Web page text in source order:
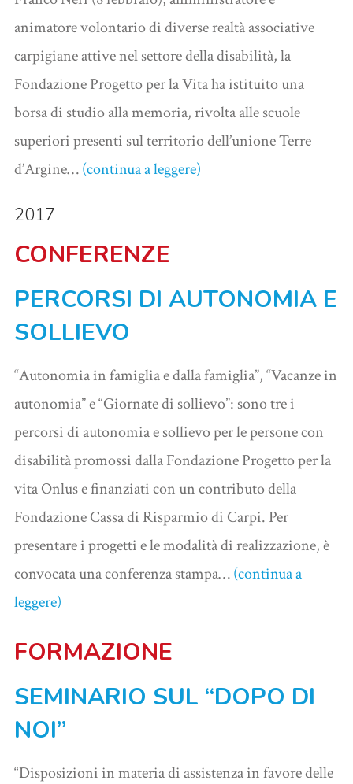
animatore volontario di diverse realtà associative
carpigiane attive nel settore della disabilità, la
Fondazione Progetto per la Vita ha istituito una
borsa di studio alla memoria, rivolta alle scuole
superiori presenti sul territorio dell’unione Terre
d’Argine…(continua a leggere)
2017
CONFERENZE
PERCORSI DI AUTONOMIA E
SOLLIEVO
“Autonomia in famiglia e dalla famiglia”, “Vacanze in
autonomia” e “Giornate di sollievo”: sono tre i
percorsi di autonomia e sollievo per le persone con
disabilità promossi dalla Fondazione Progetto per la
vita Onlus e finanziati con un contributo della
Fondazione Cassa di Risparmio di Carpi. Per
presentare i progetti e le modalità di realizzazione, è
convocata una conferenza stampa…(continua a
leggere)
FORMAZIONE
SEMINARIO SUL “DOPO DI
NOI”
“Disposizioni in materia di assistenza in favore delle